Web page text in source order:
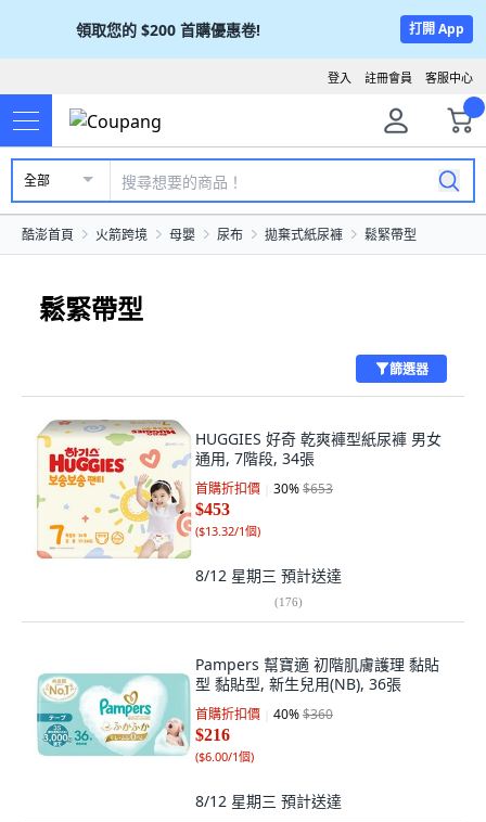
領取您的 $200 首購優惠卷! 打開 App
客服中心
註冊會員
登入
全部
酷澎首頁 火箭跨境 母嬰 尿布 拋棄式紙尿褲 鬆緊帶型
鬆緊帶型
篩選器
HUGGIES 好奇 乾爽褲型紙尿褲 男女
通用, 7階段, 34張
首購折扣價 30%$653
$453
($13.32/1個)
8/12 星期三 預計送達
(176)
Pampers 幫寶適 初階肌膚護理 黏貼
型 黏貼型, 新生兒用(NB), 36張
首購折扣價 40%$360
$216
($6.00/1個)
8/12 星期三 預計送達